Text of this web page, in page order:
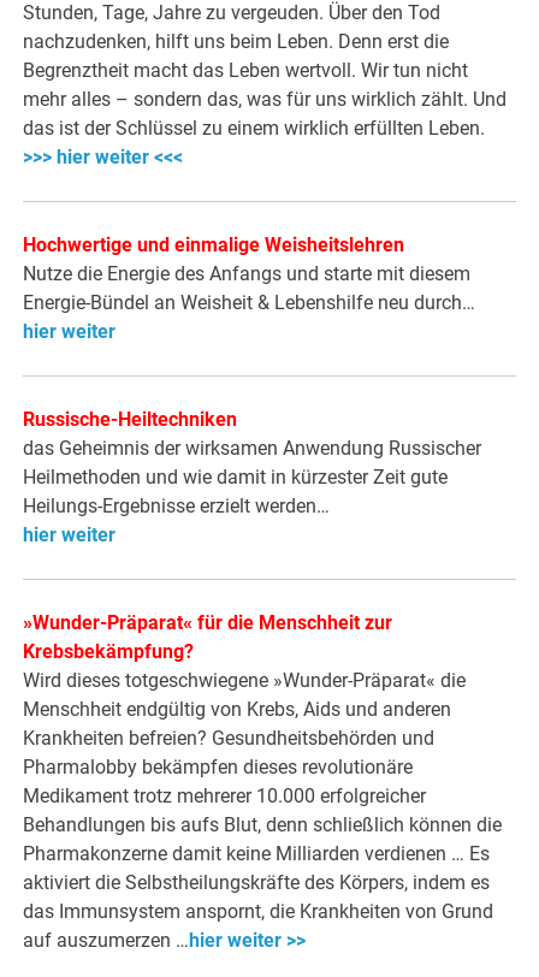
Stunden, Tage, Jahre zu vergeuden. Über den Tod
nachzudenken, hilft uns beim Leben. Denn erst die
Begrenztheit macht das Leben wertvoll. Wir tun nicht
mehr alles – sondern das, was für uns wirklich zählt. Und
das ist der Schlüssel zu einem wirklich erfüllten Leben.
>>> hier weiter <<<
Hochwertige und einmalige Weisheitslehren
Nutze die Energie des Anfangs und starte mit diesem
Energie-Bündel an Weisheit & Lebenshilfe neu durch…
hier weiter
Russische-Heiltechniken
das Geheimnis der wirksamen Anwendung Russischer
Heilmethoden und wie damit in kürzester Zeit gute
Heilungs-Ergebnisse erzielt werden…
hier weiter
»Wunder-Präparat« für die Menschheit zur
Krebsbekämpfung?
Wird dieses totgeschwiegene »Wunder-Präparat« die
Menschheit endgültig von Krebs, Aids und anderen
Krankheiten befreien? Gesundheitsbehörden und
Pharmalobby bekämpfen dieses revolutionäre
Medikament trotz mehrerer 10.000 erfolgreicher
Behandlungen bis aufs Blut, denn schließlich können die
Pharmakonzerne damit keine Milliarden verdienen … Es
aktiviert die Selbstheilungskräfte des Körpers, indem es
das Immunsystem anspornt, die Krankheiten von Grund
auf auszumerzen … hier weiter >>